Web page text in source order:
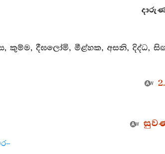
කුම්ම, දීඝලෝමි, මීළ්හක, අසනි, දිද්ධ,